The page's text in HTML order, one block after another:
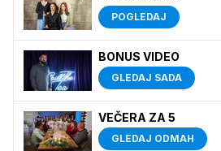
POGLEDAJ
BONUS VIDEO
GLEDAJ SADA
VEČERA ZA 5
GLEDAJ ODMAH